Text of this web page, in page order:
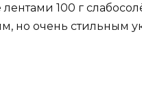
лентами 100 г
но очень стильным